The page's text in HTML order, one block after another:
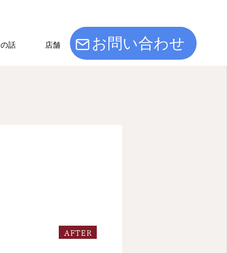
話 店舗 お問い合わせ
AFTER